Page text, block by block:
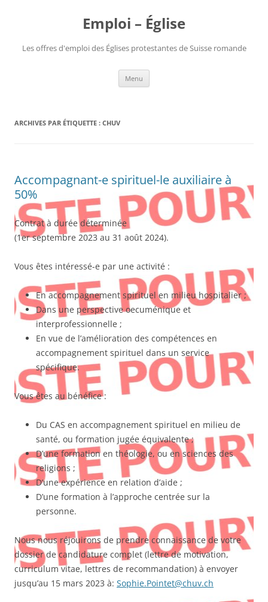
Emploi – Église
Les offres d'emploi des Églises protestantes de Suisse romande
Menu
ARCHIVES PAR ÉTIQUETTE : CHUV
Accompagnant-e spirituel-le auxiliaire à
50%
Contrat à durée déterminée
(1er septembre 2023 au 31 août 2024).
Vous êtes intéressé-e par une activité :
En accompagnement spirituel en milieu hospitalier ;
Dans une perspective oecuménique et
interprofessionnelle ;
En vue de l’amélioration des compétences en
accompagnement spirituel dans un service
spécifique.
Vous êtes au bénéfice :
Du CAS en accompagnement spirituel en milieu de
santé, ou formation jugée équivalente ;
D’une formation en théologie, ou en sciences des
religions ;
D’une expérience en relation d’aide ;
D’une formation à l’approche centrée sur la
personne.
Nous nous réjouirons de prendre connaissance de votre
dossier de candidature complet (lettre de motivation,
curriculum vitae, lettres de recommandation) à envoyer
jusqu’au 15 mars 2023 à: Sophie.Pointet@chuv.ch